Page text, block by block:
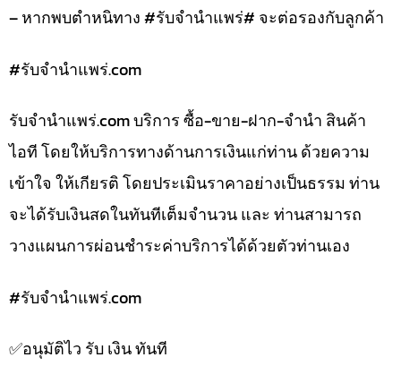
– หากพบตำหนิทาง #รับจำนำแพร่# จะต่อรองกับลูกค้า
#รับจํานําแพร่.com
รับจํานําแพร่.com บริการ ซื้อ-ขาย-ฝาก-จำนำ สินค้า
ไอที โดยให้บริการทางด้านการเงินแก่ท่าน ด้วยความ
เข้าใจ ให้เกียรติ โดยประเมินราคาอย่างเป็นธรรม ท่าน
จะได้รับเงินสดในทันทีเต็มจำนวน และ ท่านสามารถ
วางแผนการผ่อนชำระค่าบริการได้ด้วยตัวท่านเอง
#รับจํานําแพร่.com
✅️อนุมัติไว รับ เงิน ทันที